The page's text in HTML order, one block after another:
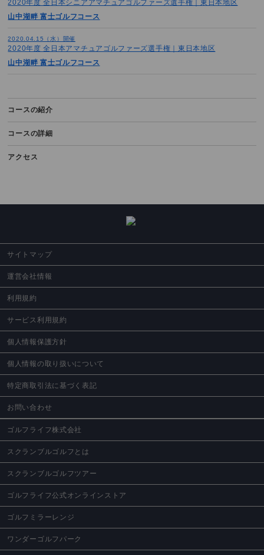
2020年度 全日本シニアアマチュアゴルファーズ選手権｜東日本地区
山中湖畔 富士ゴルフコース
2020.04.15（水）開催
2020年度 全日本アマチュアゴルファーズ選手権｜東日本地区
山中湖畔 富士ゴルフコース
コースの紹介
コースの詳細
アクセス
サイトマップ
運営会社情報
利用規約
サービス利用規約
個人情報保護方針
個人情報の取り扱いについて
特定商取引法に基づく表記
お問い合わせ
ゴルフライフ株式会社
スクランブルゴルフとは
スクランブルゴルフツアー
ゴルフライフ公式オンラインストア
ゴルフミラーレンジ
ワンダーゴルフパーク